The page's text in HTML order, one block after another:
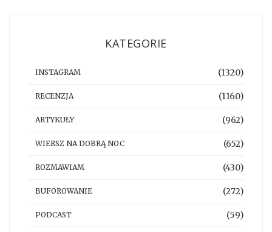
KATEGORIE
INSTAGRAM (1320)
RECENZJA (1160)
ARTYKUŁY (962)
WIERSZ NA DOBRĄ NOC (652)
ROZMAWIAM (430)
BUFOROWANIE (272)
PODCAST (59)